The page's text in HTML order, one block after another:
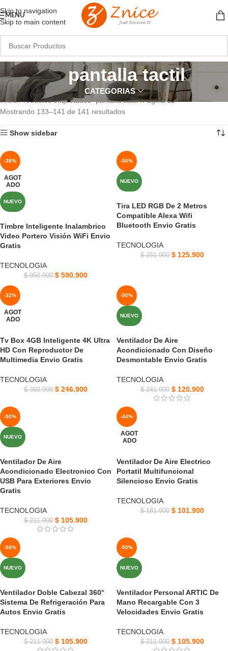
Skip to navigation
Skip to main content
MENU
pantalla tactil
CATEGORIAS
Inicio Productos etiquetados “pantalla tactil” Página 12
Mostrando 133–141 de 141 resultados
Show sidebar
-38%
AGOT
ADO
NUEVO
Timbre Inteligente Inalambrico
Video Portero Visión WiFi Envio
Gratis
TECNOLOGIA
$950.900 $ 590.900
-50%
NUEVO
Tira LED RGB De 2 Metros
Compatible Alexa Wifi
Bluetooth Envio Gratis
TECNOLOGIA
$251.900 $ 125.900
-32%
AGOT
ADO
Tv Box 4GB Inteligente 4K Ultra
HD Con Reproductor De
Multimedia Envio Gratis
TECNOLOGIA
$360.900 $ 246.900
-50%
NUEVO
Ventilador De Aire
Acondicionado Con Diseño
Desmontable Envio Gratis
TECNOLOGIA
$241.900 $ 120.900
-50%
NUEVO
Ventilador De Aire
Acondicionado Electronico Con
USB Para Exteriores Envio
Gratis
TECNOLOGIA
$211.900 $ 105.900
-44%
AGOT
ADO
Ventilador De Aire Electrico
Portatil Multifuncional
Silencioso Envio Gratis
TECNOLOGIA
$181.900 $ 101.900
-50%
NUEVO
Ventilador Doble Cabezal 360°
Sistema De Refrigeración Para
Autos Envio Gratis
TECNOLOGIA
$211.900 $ 105.900
-50%
NUEVO
Ventilador Personal ARTIC De
Mano Recargable Con 3
Velocidades Envio Gratis
TECNOLOGIA
$211.900 $ 105.900